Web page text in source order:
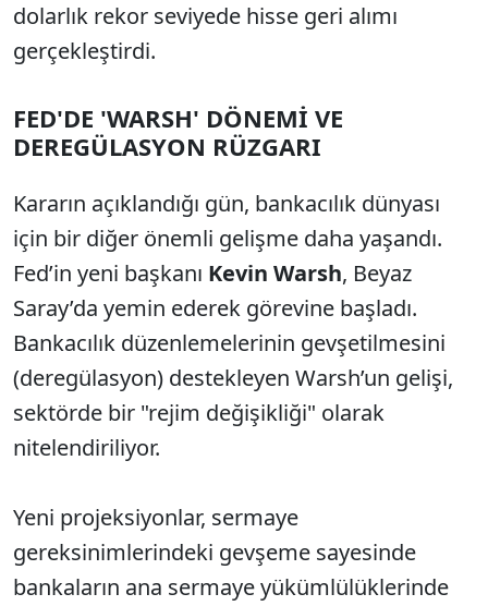
dolarlık rekor seviyede hisse geri alımı
gerçekleştirdi.
FED'DE 'WARSH' DÖNEMİ VE
DEREGÜLASYON RÜZGARI
Kararın açıklandığı gün, bankacılık dünyası
için bir diğer önemli gelişme daha yaşandı.
Fed’in yeni başkanı Kevin Warsh, Beyaz
Saray’da yemin ederek görevine başladı.
Bankacılık düzenlemelerinin gevşetilmesini
(deregülasyon) destekleyen Warsh’un gelişi,
sektörde bir "rejim değişikliği" olarak
nitelendiriliyor.
Yeni projeksiyonlar, sermaye
gereksinimlerindeki gevşeme sayesinde
bankaların ana sermaye yükümlülüklerinde